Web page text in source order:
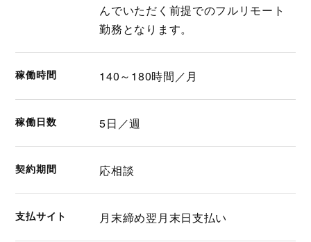
んでいただく前提でのフルリモート
勤務となります。
稼働時間 140～180時間／月
稼働日数 5日／週
契約期間 応相談
支払サイト 月末締め翌月末日支払い